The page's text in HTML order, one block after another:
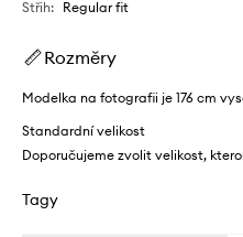
Střih: Regular fit
Rozměry
Modelka na fotografii je 176 cm
Standardní velikost
Doporučujeme zvolit velikost,
Tagy